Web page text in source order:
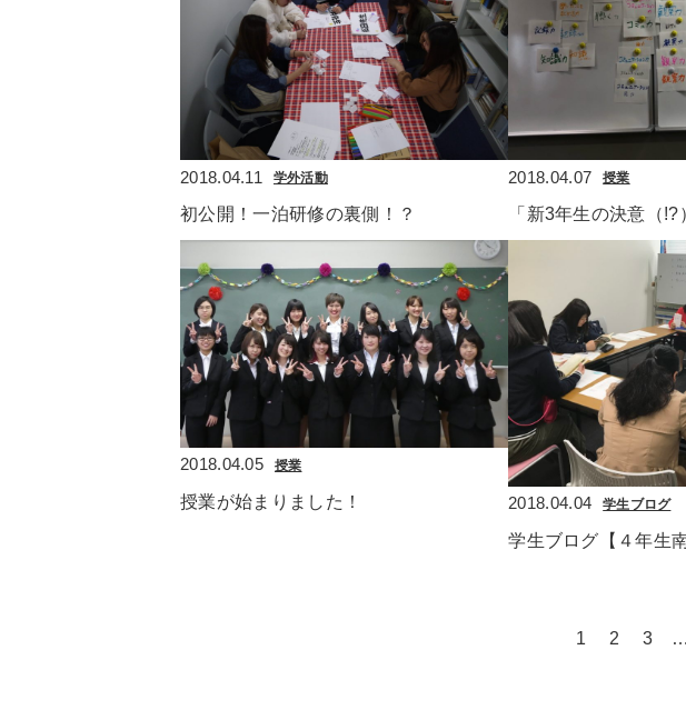
2018.04.11 学外活動
初公開！一泊研修の裏側！？
2018.04.07 授業
「新3年生の決意（!?
2018.04.05 授業
授業が始まりました！ 2018.04.04 学生ブログ
学生ブログ【４年生
1 2 3 …